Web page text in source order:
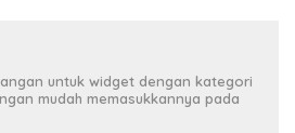
untuk widget dengan kategori
mudah memasukkannya pada